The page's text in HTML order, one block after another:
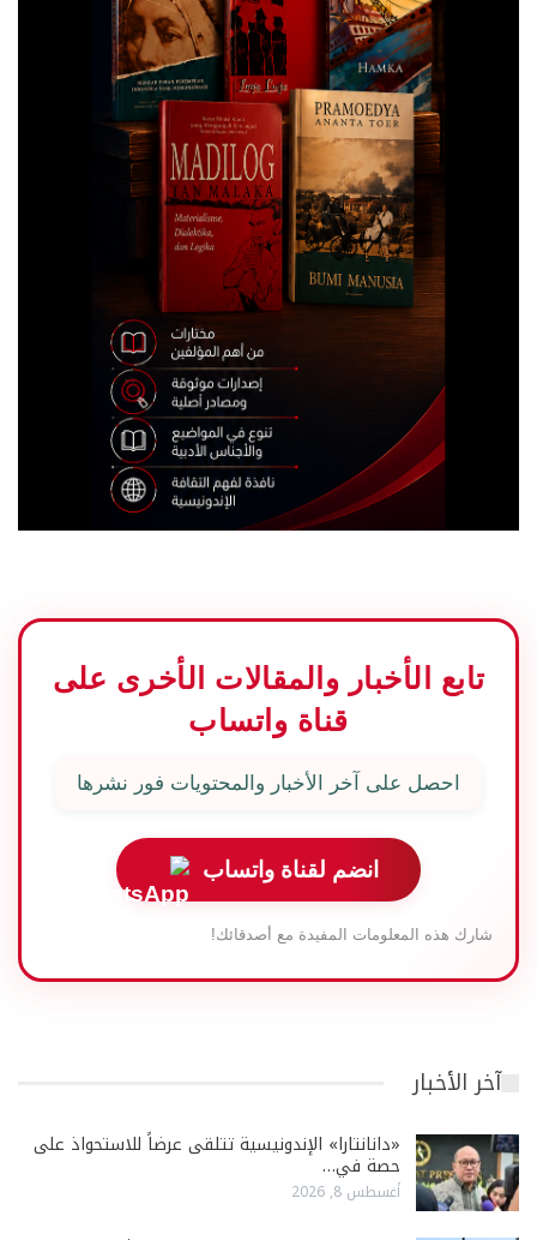
تابع الأخبار والمقالات الأخرى على
قناة واتساب
احصل على آخر الأخبار والمحتويات فور نشرها
انضم لقناة واتساب
شارك هذه المعلومات المفيدة مع أصدقائك!
آخر الأخبار
«دانانتارا» الإندونيسية تتلقى عرضاً للاستحواذ على
حصة في…
أغسطس 8, 2026